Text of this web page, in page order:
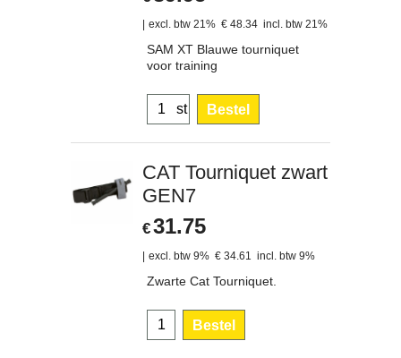
excl. btw 21% € 48.34 incl. btw 21%
SAM XT Blauwe tourniquet
voor training
st Bestel
CAT Tourniquet zwart
GEN7
€31.75
excl. btw 9% € 34.61 incl. btw 9%
Zwarte Cat Tourniquet.
Bestel